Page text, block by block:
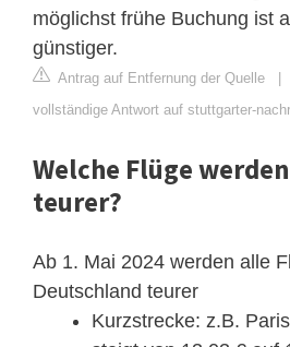
möglichst frühe Buchung ist
günstiger.
Antrag auf Entfernung der Quelle |
vollständige Antwort auf stuttgarter-
Welche Flüge
teurer?
Ab 1. Mai 2024 werden alle
Deutschland teurer
Kurzstrecke: z.B.